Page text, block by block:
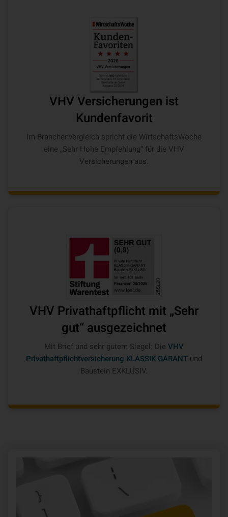
VHV Versicherungen ist
Kundenfavorit
Im Branchenvergleich spricht die WirtschaftsWoche
eine „Sehr Hohe Empfehlung“ für die VHV
Versicherungen aus.
VHV Privathaftpflicht mit „Sehr
gut“ ausgezeichnet
Mit Brief und sehr gutem Siegel: Die VHV
Privathaftpflichtversicherung KLASSIK-GARANT und
Baustein EXKLUSIV.